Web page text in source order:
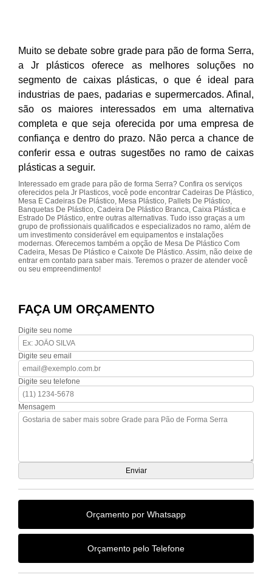
Muito se debate sobre grade para pão de forma Serra,
a Jr plásticos oferece as melhores soluções no
segmento de caixas plásticas, o que é ideal para
industrias de paes, padarias e supermercados. Afinal,
são os maiores interessados em uma alternativa
completa e que seja oferecida por uma empresa de
confiança e dentro do prazo. Não perca a chance de
conferir essa e outras sugestões no ramo de caixas
plásticas a seguir.
Interessado em grade para pão de forma Serra? Confira os serviços
oferecidos pela Jr Plasticos, você pode encontrar Cadeiras De Plástico,
Mesa E Cadeiras De Plástico, Mesa Plástico, Pallets De Plástico,
Banquetas De Plástico, Cadeira De Plástico Branca, Caixa Plástica e
Estrado De Plástico, entre outras alternativas. Tudo isso graças a um
grupo de profissionais qualificados e especializados no ramo, além de
um investimento considerável em equipamentos e instalações
modernas. Oferecemos também a opção de Mesa De Plástico Com
Cadeira, Mesas De Plástico e Caixote De Plástico. Assim, não deixe de
entrar em contato para saber mais. Teremos o prazer de atender você
ou seu empreendimento!
FAÇA UM ORÇAMENTO
Digite seu nome
Digite seu email
Digite seu telefone
Mensagem
Orçamento por Whatsapp
Orçamento pelo Telefone